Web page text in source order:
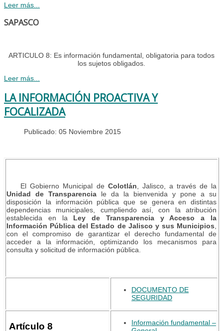
Leer más...
SAPASCO
ARTICULO 8: Es información fundamental, obligatoria para todos
los sujetos obligados.
Leer más...
LA INFORMACIÓN PROACTIVA Y
FOCALIZADA
Publicado: 05 Noviembre 2015
El Gobierno Municipal de Colotlán , Jalisco, a través de la
Unidad de Transparencia le da la bienvenida y pone a su
disposición la información pública que se genera en distintas
dependencias municipales, cumpliendo así, con la atribución
establecida en la Ley de Transparencia y Acceso a la
Información Pública del Estado de Jalisco y sus Municipios
con el compromiso de garantizar el derecho fundamental de
acceder a la información, optimizando los mecanismos para
consulta y solicitud de información pública.
DOCUMENTO DE
SEGURIDAD
Artículo 8
Información fundamental –